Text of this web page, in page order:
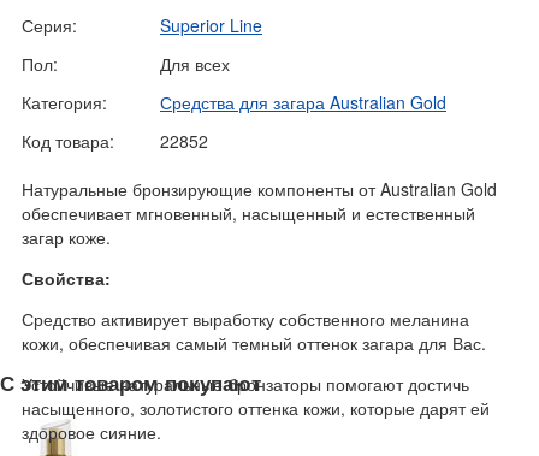
Серия:
Superior Line
Пол:
Для всех
Категория:
Средства для загара Australian Gold
Код товара:
22852
Натуральные бронзирующие компоненты от Australian Gold
обеспечивает мгновенный, насыщенный и естественный
загар коже.
Свойства:
Средство активирует выработку собственного меланина
кожи, обеспечивая самый темный оттенок загара для Вас.
Устойчивые натуральные бронзаторы помогают достичь
насыщенного, золотистого оттенка кожи, которые дарят ей
здоровое сияние.
С этим товаром покупают